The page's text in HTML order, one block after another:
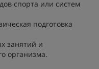
спорта или систем
подготовка
занятий и
организма.